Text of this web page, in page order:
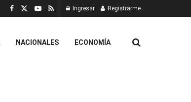
Ingresar Registrarme
NACIONALES ECONOMÍA